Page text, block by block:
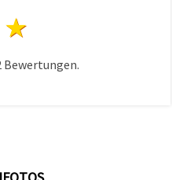
4 Sterne
Bewertungen.